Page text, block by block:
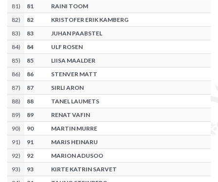
81) 81
RAINI TOOM
82) 82
KRISTOFER ERIK KAMBERG
83) 83
JUHAN PAABSTEL
84) 84
ULF ROSEN
85) 85
LIISA MAALDER
86) 86
STENVER MATT
87) 87
SIRLI ARON
88) 88
TANEL LAUMETS
89) 89
RENAT VAFIN
90) 90
MARTIN MURRE
91) 91
MARIS HEINARU
92) 92
MARION ADUSOO
93) 93
KIRTE KATRIN SARVET